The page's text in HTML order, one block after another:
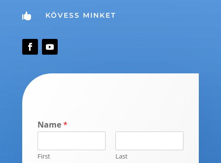
 KÖVESS MINKET
Name*
First Last